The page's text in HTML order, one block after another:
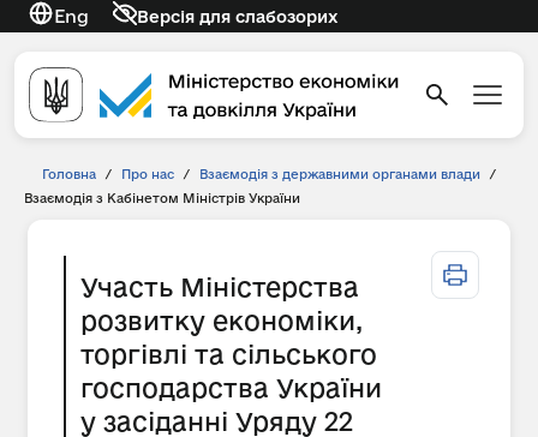
Eng Версія для слабозорих
Головна / Про нас / Взаємодія з державними органами влади
/
Взаємодія з Кабінетом Міністрів України
Участь Міністерства
розвитку економіки,
торгівлі та сільського
господарства України
у засіданні Уряду 22